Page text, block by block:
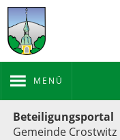
MENÜ
Beteiligungsportal
Gemeinde Crostwitz